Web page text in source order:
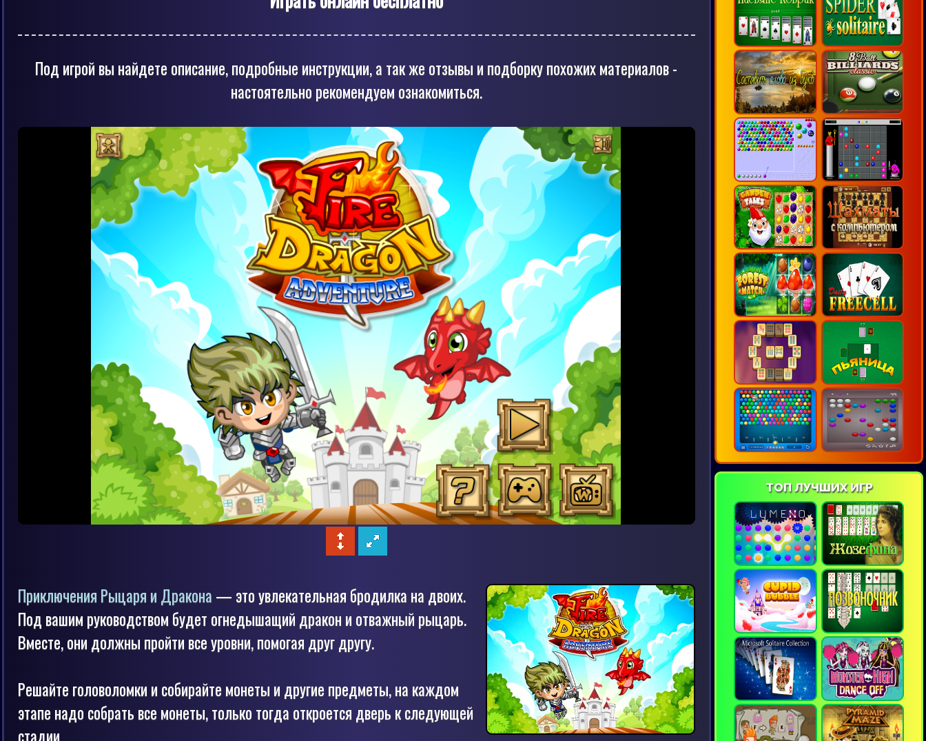
Под игрой вы найдете описание, подробные инструкции, а так же отзывы и подборку похожих материалов -
настоятельно рекомендуем ознакомиться.
Приключения Рыцаря и Дракона — это увлекательная бродилка на двоих.
Под вашим руководством будет огнедышащий дракон и отважный рыцарь.
Вместе, они должны пройти все уровни, помогая друг другу.
Решайте головоломки и собирайте монеты и другие предметы, на каждом
этапе надо собрать все монеты, только тогда откроется дверь к следующей
стадии.
ТОП ЛУЧШИХ ИГР